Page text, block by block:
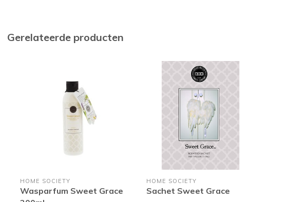
Gerelateerde producten
HOME SOCIETY
Wasparfum Sweet Grace
HOME SOCIETY
Sachet Sweet Grace